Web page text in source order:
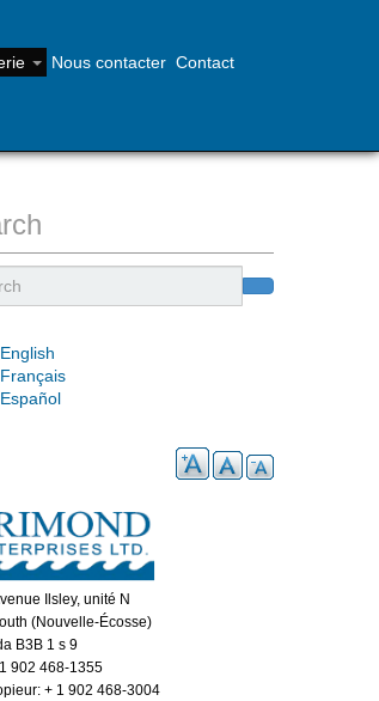
Nous contacter Contact
English
Français
Español
Ilsley, unité N
(Nouvelle-Écosse)
B3B 1 s 9
902 468-1355
+ 1 902 468-3004